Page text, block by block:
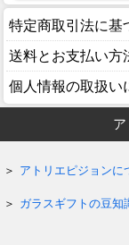
特定商取引法に基
送料とお支払い方
個人情報の取扱い
アトリエピジョンに
ガラスギフトの豆知